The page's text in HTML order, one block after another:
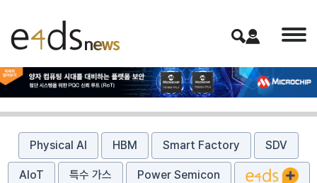
Physical AI HBM Smart Factory SDV
AIoT 특수 가스 Power Semicon